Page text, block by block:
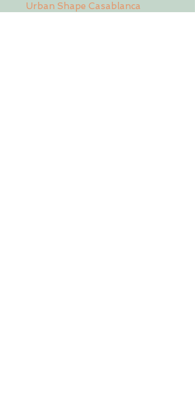
Urban Shape Casablanca